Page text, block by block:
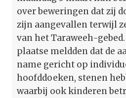
over beweringen dat zij
zijn aangevallen terwijl
van het Taraweeh-
plaatse meldden dat de
name gericht op
hoofddoeken, stenen
waarbij ook kinderen